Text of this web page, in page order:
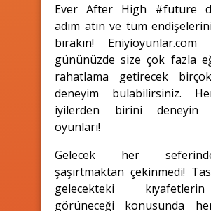
Ever After High #future
adım atın ve tüm
bırakın! Eniyioyunlar.com
gününüzde size çok fazla
rahatlama getirecek
deneyim bulabilirsiniz.
iyilerden birini deneyin
oyunları!
Gelecek her
şaşırtmaktan çekinmedi!
gelecekteki
görüneceği konusunda